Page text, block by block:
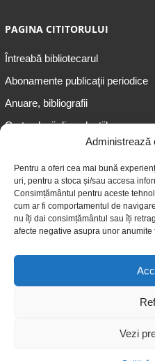
Administrează
Pentru a oferi cea mai bună
uri, pentru a stoca și/sau accesa
Consimțământul pentru aceste
cum ar fi comportamentul de
nu îți dai consimțământul sau îți
afecte negative asupra unor
Vezi
PAGINA CITITORULUI
Întreabă bibliotecarul
Abonamente publicaţii periodice
Anuare, bibliografii
Cartea lunii din colecțiile
Informații pentru adolescenți
Informații pentru adulți
Informații pentru seniori
© 2026 Biblioteca Judeţeană